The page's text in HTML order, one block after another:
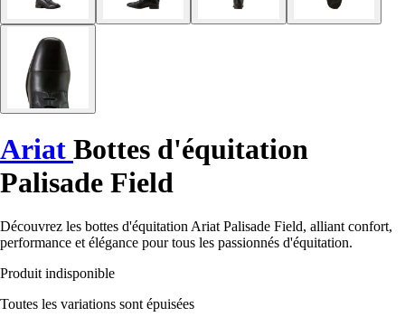
Ariat Bottes d'équitation
Palisade Field
Découvrez les bottes d'équitation Ariat Palisade Field, alliant confort,
performance et élégance pour tous les passionnés d'équitation.
Produit indisponible
Toutes les variations sont épuisées